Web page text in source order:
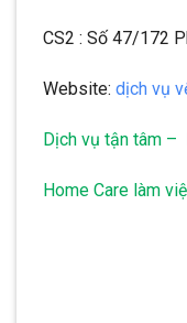
CS2 : Số 47/172
Website: dịch vụ
Dịch vụ tận tâm –
Home Care làm